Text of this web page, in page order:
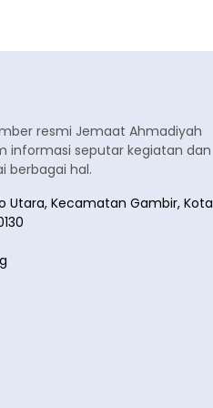
resmi Jemaat Ahmadiyah
informasi seputar kegiatan dan
berbagai hal.
Utara, Kecamatan Gambir, Kota